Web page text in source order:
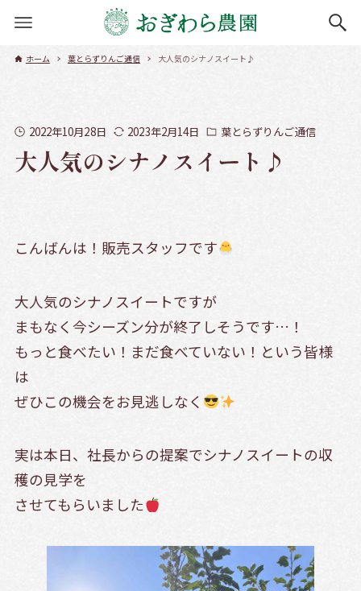
ホーム 葉とらずりんご通信 大人気のシナノスイート♪
2022年10月28日 2023年2月14日 葉とらずりんご通信
大人気のシナノスイート♪
こんばんは！販売スタッフです
大人気のシナノスイートですが
まもなく今シーズン分が終了しそうです…！
もっと食べたい！まだ食べていない！という皆様
は
ぜひこの機会をお見逃しなく
実は本日、社長からの提案でシナノスイートの収
穫の見学を
させてもらいました